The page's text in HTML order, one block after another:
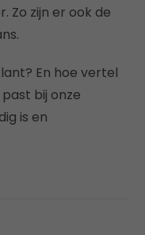
Zo zijn er ook de
En hoe vertel
bij onze
is en